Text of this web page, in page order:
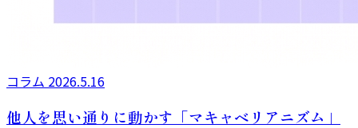
コラム 2026.5.16
他人を思い通りに動かす「マキャベリアニズム」